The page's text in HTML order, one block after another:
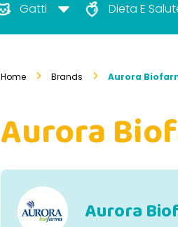
Gatti Dieta E
Home Brands Aurora
Aurora
Aurora